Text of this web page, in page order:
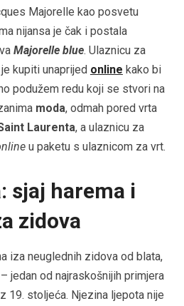
Majorelle kao posvetu
nijansa je čak i postala
Majorelle blue. Ulaznicu za
kupiti unaprijed online kako bi
podužem redu koji se stvori na
moda, odmah pored vrta
Laurenta, a ulaznicu za
u paketu s ulaznicom za vrt.
sjaj harema i
zidova
iza neuglednih zidova od blata,
jedan od najraskošnijih primjera
19. stoljeća. Njezina ljepota nije